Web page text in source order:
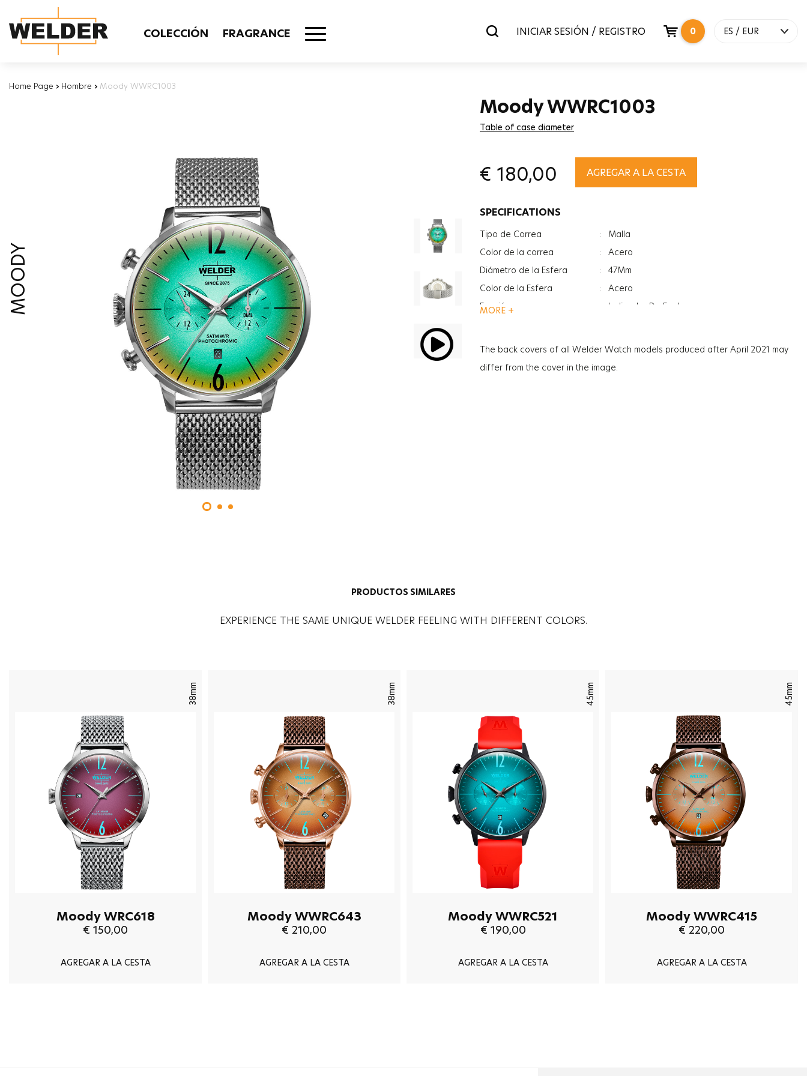
COLECCIÓN FRAGRANCE INICIAR SESIÓN / REGISTRO 0 ES / EUR
Home Page › Hombre › Moody WWRC1003
MOODY
Moody WWRC1003
Table of case diameter
€ 180,00 AGREGAR A LA CESTA
SPECIFICATIONS
Tipo de Correa : Malla
Color de la correa
: Acero
Diámetro de la Esfera
: 47Mm
Color de la Esfera
: Acero
Función
Indicador De Fecha
MORE +
The back covers of all Welder Watch models produced after April 2021 may
differ from the cover in the image.
PRODUCTOS SIMILARES
EXPERIENCE THE SAME UNIQUE WELDER FEELING WITH DIFFERENT COLORS.
38mm
Moody WRC618
€ 150,00
AGREGAR A LA CESTA
38mm
Moody WWRC643
€ 210,00
AGREGAR A LA CESTA
45mm
Moody WWRC521
€ 190,00
AGREGAR A LA CESTA
45mm
Moody WWRC415
€ 220,00
AGREGAR A LA CESTA